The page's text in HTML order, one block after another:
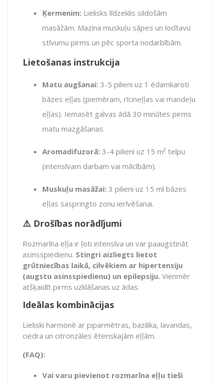
Ķermenim: Lielisks līdzeklis sildošām
masāžām. Mazina muskuļu sāpes un locītavu
stīvumu pirms un pēc sporta nodarbībām.
Lietošanas instrukcija
Matu augšanai: 3-5 pilieni uz 1 ēdamkaroti
bāzes eļļas (piemēram, rīcineļļas vai mandeļu
eļļas). Iemasēt galvas ādā 30 minūtes pirms
matu mazgāšanas.
Aromadifuzorā: 3-4 pilieni uz 15 m² telpu
(intensīvam darbam vai mācībām).
Muskuļu masāžai: 3 pilieni uz 15 ml bāzes
eļļas saspringto zonu ierīvēšanai.
⚠️ Drošības norādījumi
Rozmarīna eļļa ir ļoti intensīva un var paaugstināt
asinsspiedienu. Stingri aizliegts lietot
grūtniecības laikā, cilvēkiem ar hipertensiju
(augstu asinsspiedienu) un epilepsiju. Vienmēr
atšķaidīt pirms uzklāšanas uz ādas.
Ideālas kombinācijas
Lieliski harmonē ar piparmētras, bazilika, lavandas,
ciedra un citronzāles ēteriskajām eļļām.
(FAQ):
Vai varu pievienot rozmarīna eļļu tieši